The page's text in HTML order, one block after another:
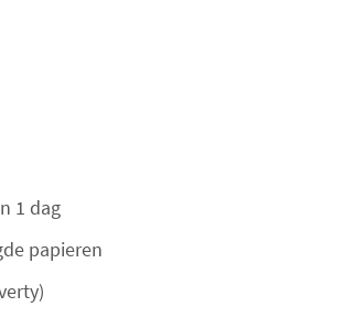
1 dag
papieren